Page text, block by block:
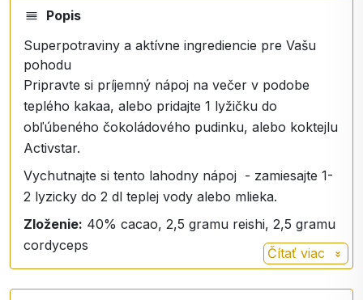
Popis
Superpotraviny a aktívne ingrediencie pre Vašu
pohodu
Pripravte si príjemný nápoj na večer v podobe
teplého kakaa, alebo pridajte 1 lyžičku do
obľúbeného čokoládového pudinku, alebo koktejlu
Activstar.
Vychutnajte si tento lahodny nápoj - zamiesajte 1-
2 lyzicky do 2 dl teplej vody alebo mlieka.
Zloženie: 40% cacao, 2,5 gramu reishi, 2,5 gramu
cordyceps
Čítať viac